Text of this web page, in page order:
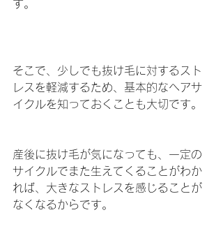
す。
そこで、少しでも抜け毛に対するスト
レスを軽減するため、基本的なヘアサ
イクルを知っておくことも大切です。
産後に抜け毛が気になっても、一定の
サイクルでまた生えてくることがわか
れば、大きなストレスを感じることが
なくなるからです。